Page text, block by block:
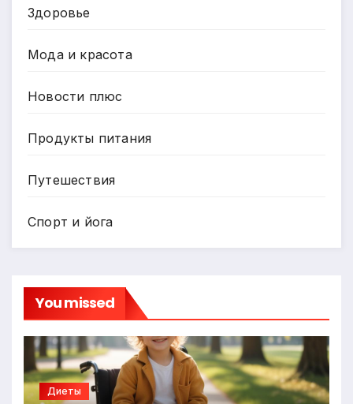
Здоровье
Мода и красота
Новости плюс
Продукты питания
Путешествия
Спорт и йога
You missed
Диеты